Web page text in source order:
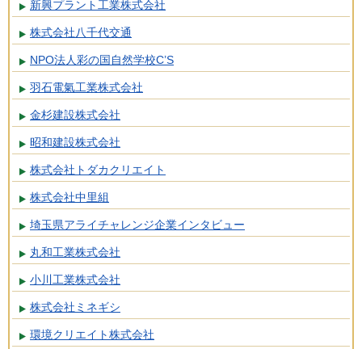
新興プラント工業株式会社
株式会社八千代交通
NPO法人彩の国自然学校C’S
羽石電氣工業株式会社
金杉建設株式会社
昭和建設株式会社
株式会社トダカクリエイト
株式会社中里組
埼玉県アライチャレンジ企業インタビュー
丸和工業株式会社
小川工業株式会社
株式会社ミネギシ
環境クリエイト株式会社